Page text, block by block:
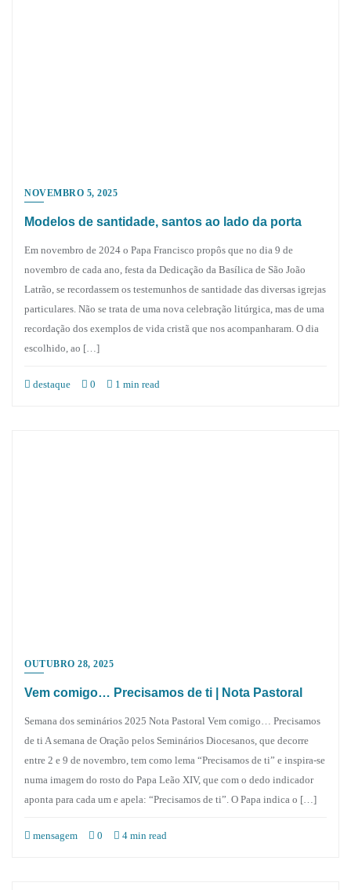
NOVEMBRO 5, 2025
Modelos de santidade, santos ao lado da porta
Em novembro de 2024 o Papa Francisco propôs que no dia 9 de
novembro de cada ano, festa da Dedicação da Basílica de São João
Latrão, se recordassem os testemunhos de santidade das diversas igrejas
particulares. Não se trata de uma nova celebração litúrgica, mas de uma
recordação dos exemplos de vida cristã que nos acompanharam. O dia
escolhido, ao […]
destaque 0 1 min read
OUTUBRO 28, 2025
Vem comigo… Precisamos de ti | Nota Pastoral
Semana dos seminários 2025 Nota Pastoral Vem comigo… Precisamos
de ti A semana de Oração pelos Seminários Diocesanos, que decorre
entre 2 e 9 de novembro, tem como lema “Precisamos de ti” e inspira-se
numa imagem do rosto do Papa Leão XIV, que com o dedo indicador
aponta para cada um e apela: “Precisamos de ti”. O Papa indica o […]
mensagem 0 4 min read